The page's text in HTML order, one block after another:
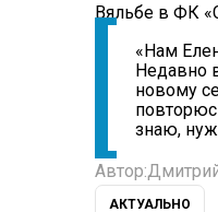
Вяльбе в ФК
«Нам
Недавно
новому
знаю,
Автор:
АКТУАЛЬНО